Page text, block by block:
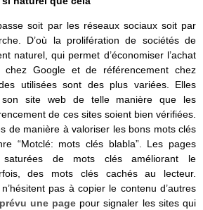
soit par les réseaux sociaux soit par
D’où la prolifération de sociétés de
naturel, qui permet d’économiser l’achat
Google et de référencement chez
utilisées sont des plus variées. Elles
son site web de telle manière que les
de ces sites soient bien vérifiées.
de manière à valoriser les bons mots clés
“Motclé: mots clés blabla”. Les pages
de mots clés améliorant le
des mots clés cachés au lecteur.
pas à copier le contenu d’autres
prévu une page pour signaler les sites qui